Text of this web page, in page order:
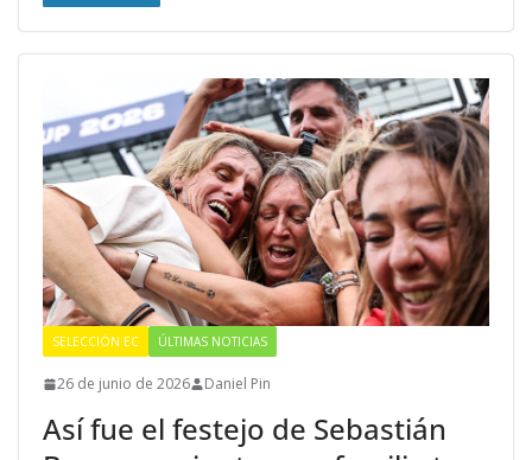
SELECCIÓN EC ÚLTIMAS NOTICIAS
26 de junio de 2026 Daniel Pin
Así fue el festejo de Sebastián